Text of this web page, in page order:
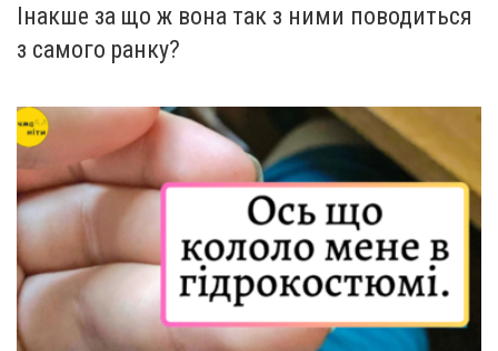
Інакше за що ж вона так з ними поводиться
з самого ранку?